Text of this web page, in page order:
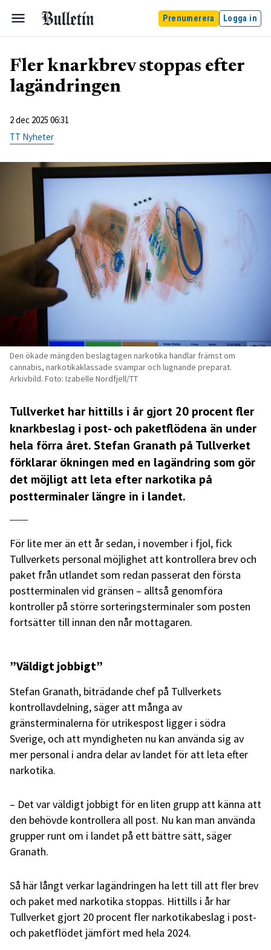
Prenumerera Logga in
Fler knarkbrev stoppas efter
lagändringen
2 dec 2025 06:31
TT Nyheter
Den ökade mängden beslagtagen narkotika handlar främst om
cannabis, narkotikaklassade svampar och lugnande preparat.
Arkivbild. Foto: Izabelle Nordfjell/TT
Tullverket har hittills i år gjort 20 procent fler
knarkbeslag i post- och paketflödena än under
hela förra året. Stefan Granath på Tullverket
förklarar ökningen med en lagändring som gör
det möjligt att leta efter narkotika på
postterminaler längre in i landet.
För lite mer än ett år sedan, i november i fjol, fick
Tullverkets personal möjlighet att kontrollera brev och
paket från utlandet som redan passerat den första
postterminalen vid gränsen – alltså genomföra
kontroller på större sorteringsterminaler som posten
fortsätter till innan den når mottagaren.
”Väldigt jobbigt”
Stefan Granath, biträdande chef på Tullverkets
kontrollavdelning, säger att många av
gränsterminalerna för utrikespost ligger i södra
Sverige, och att myndigheten nu kan använda sig av
mer personal i andra delar av landet för att leta efter
narkotika.
– Det var väldigt jobbigt för en liten grupp att känna att
den behövde kontrollera all post. Nu kan man använda
grupper runt om i landet på ett bättre sätt, säger
Granath.
Så här långt verkar lagändringen ha lett till att fler brev
och paket med narkotika stoppas. Hittills i år har
Tullverket gjort 20 procent fler narkotikabeslag i post-
och paketflödet jämfört med hela 2024.